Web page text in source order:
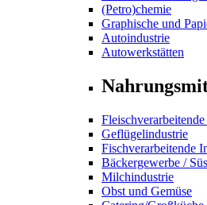
(Petro)chemie
Graphische und
Autoindustrie
Autowerkstätten
Geflügelindustrie
Fischverarbeitende
Bäckergewerbe /
Milchindustrie
Obst und Gemüse